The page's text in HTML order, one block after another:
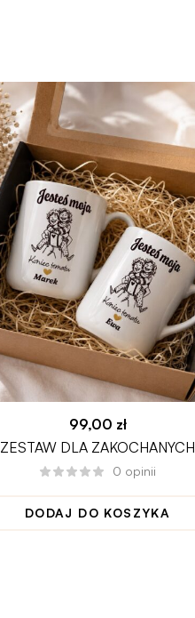
99,00 zł
ZESTAW DLA ZAKOCHANYCH
PERSONALIZOWANY
0 opinii
DODAJ DO KOSZYKA